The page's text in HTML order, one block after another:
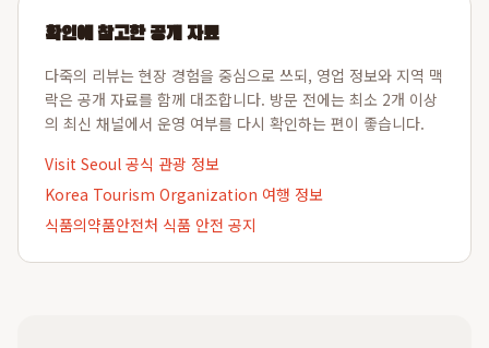
확인에 참고한 공개 자료
다죽의 리뷰는 현장 경험을 중심으로 쓰되, 영업 정보와 지역 맥
락은 공개 자료를 함께 대조합니다. 방문 전에는 최소 2개 이상
의 최신 채널에서 운영 여부를 다시 확인하는 편이 좋습니다.
Visit Seoul 공식 관광 정보
Korea Tourism Organization 여행 정보
식품의약품안전처 식품 안전 공지